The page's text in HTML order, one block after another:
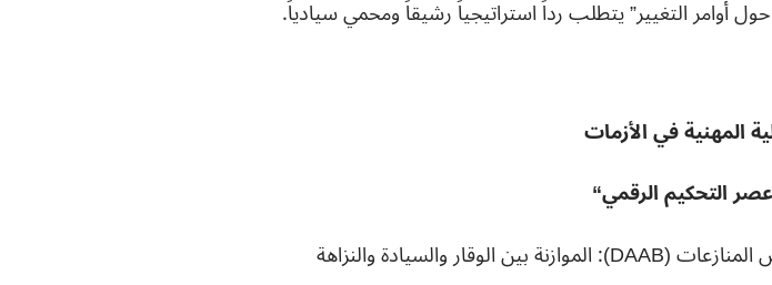
أوامر التغيير” يتطلب رداً استراتيجياً رشيقاً ومحمي سيادياً.
المهنية في الأزمات
التحكيم الرقمي“
أخلاقيات التعامل مع مجلس فض المنازعات (DAAB): الموازنة بين الوقار والسيادة والنزاهة